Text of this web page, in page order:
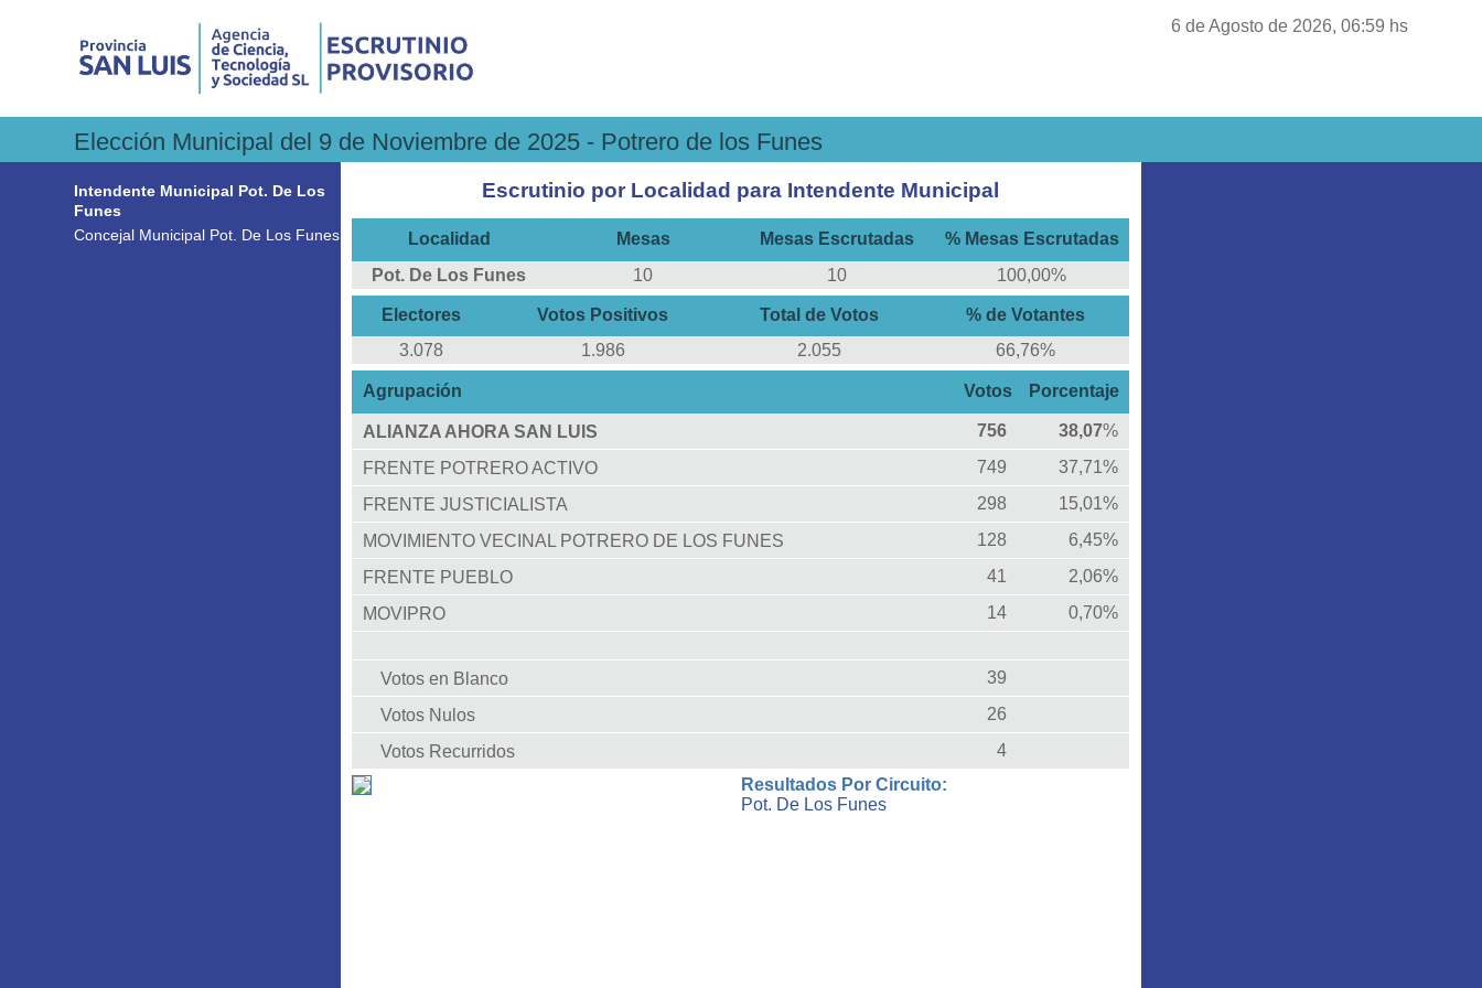
6 de Agosto de 2026, 06:59 hs
Elección Municipal del 9 de Noviembre de 2025 - Potrero de los Funes
Intendente Municipal Pot. De Los
Funes
Concejal Municipal Pot. De Los Funes
Escrutinio por Localidad para Intendente Municipal
Localidad Mesas Mesas Escrutadas
% Mesas Escrutadas
Pot. De Los Funes
10 10 100,00%
Electores Votos Positivos Total de Votos
% de Votantes
3.078
1.986 2.055 66,76%
Agrupación Votos Porcentaje
ALIANZA AHORA SAN LUIS 756 38,07%
FRENTE POTRERO ACTIVO
749
37,71%
FRENTE JUSTICIALISTA
298
15,01%
MOVIMIENTO VECINAL POTRERO DE LOS FUNES
128
6,45%
FRENTE PUEBLO
41
2,06%
MOVIPRO
14 0,70%
Votos en Blanco
39
Votos Nulos
26
Votos Recurridos
4
Resultados Por Circuito:
Pot. De Los Funes